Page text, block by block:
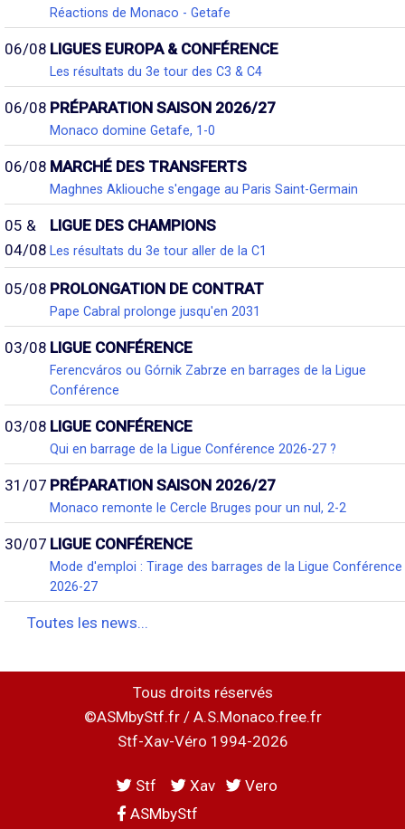
Réactions de Monaco - Getafe
06/08 LIGUES EUROPA & CONFÉRENCE
Les résultats du 3e tour des C3 & C4
06/08 PRÉPARATION SAISON 2026/27
Monaco domine Getafe, 1-0
06/08 MARCHÉ DES TRANSFERTS
Maghnes Akliouche s'engage au Paris Saint-Germain
05 &
04/08
LIGUE DES CHAMPIONS
Les résultats du 3e tour aller de la C1
05/08 PROLONGATION DE CONTRAT
Pape Cabral prolonge jusqu'en 2031
03/08 LIGUE CONFÉRENCE
Ferencváros ou Górnik Zabrze en barrages de la Ligue
Conférence
03/08 LIGUE CONFÉRENCE
Qui en barrage de la Ligue Conférence 2026-27 ?
31/07 PRÉPARATION SAISON 2026/27
Monaco remonte le Cercle Bruges pour un nul, 2-2
30/07 LIGUE CONFÉRENCE
Mode d'emploi : Tirage des barrages de la Ligue Conférence
2026-27
Toutes les news...
Tous droits réservés
©ASMbyStf.fr / A.S.Monaco.free.fr
Stf-Xav-Véro 1994-2026
Stf Xav
Vero
ASMbyStf